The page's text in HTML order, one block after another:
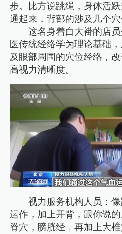
步。比方说跳绳，身体活
通起来，背部的涉及几个
这名身着白大褂的店
医传统经络学为理论基础
及眼部周围的穴位经络，
高视力清晰度。
视力服务机构人员：
运作，加上开背，跟你说
脊穴，膀胱经，再加上大